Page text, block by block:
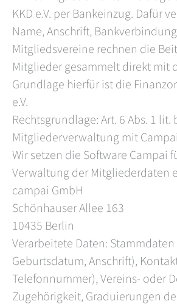
KKD e.V. per Bankeinzug. Dafür
Name, Anschrift,
Mitgliedsvereine rechnen die
Mitglieder gesammelt direkt mit
Grundlage hierfür ist die
e.V.
Rechtsgrundlage: Art. 6 Abs. 1 lit.
Mitgliederverwaltung mit Campai
Wir setzen die Software Campai
Verwaltung der Mitgliederdaten
campai GmbH
Schönhauser Allee 163
10435 Berlin
Verarbeitete Daten: Stammdaten
Geburtsdatum, Anschrift),
Telefonnummer), Vereins- oder
Zugehörigkeit, Graduierungen